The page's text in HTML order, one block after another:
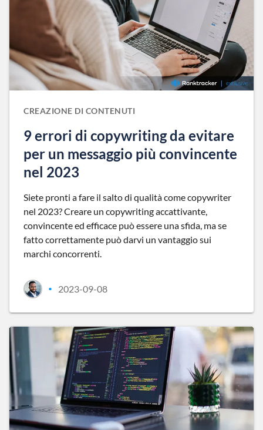
CREAZIONE DI CONTENUTI
9 errori di copywriting da evitare
per un messaggio più convincente
nel 2023
Siete pronti a fare il salto di qualità come copywriter
nel 2023? Creare un copywriting accattivante,
convincente ed efficace può essere una sfida, ma se
fatto correttamente può darvi un vantaggio sui
marchi concorrenti.
• 2023-09-08